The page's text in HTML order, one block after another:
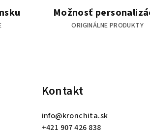
Možnosť
ORIGINÁLNE PRODUKTY
Kontakt
info@kronchita.sk
+421 907 426 838